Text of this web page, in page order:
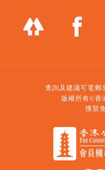
查詢及建議可電郵
版權所有©香
獲豁